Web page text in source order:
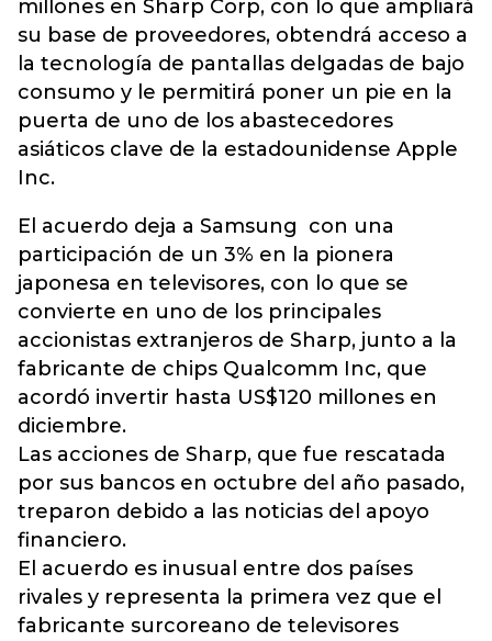
millones en Sharp Corp, con lo que ampliará
su base de proveedores, obtendrá acceso a
la tecnología de pantallas delgadas de bajo
consumo y le permitirá poner un pie en la
puerta de uno de los abastecedores
asiáticos clave de la estadounidense Apple
Inc.
El acuerdo deja a Samsung con una
participación de un 3% en la pionera
japonesa en televisores, con lo que se
convierte en uno de los principales
accionistas extranjeros de Sharp, junto a la
fabricante de chips Qualcomm Inc, que
acordó invertir hasta US$120 millones en
diciembre.
Las acciones de Sharp, que fue rescatada
por sus bancos en octubre del año pasado,
treparon debido a las noticias del apoyo
financiero.
El acuerdo es inusual entre dos países
rivales y representa la primera vez que el
fabricante surcoreano de televisores